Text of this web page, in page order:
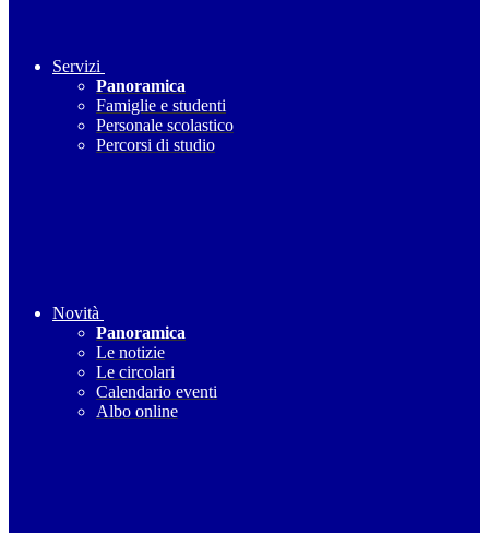
Servizi
Panoramica
Famiglie e studenti
Personale scolastico
Percorsi di studio
Novità
Panoramica
Le notizie
Le circolari
Calendario eventi
Albo online